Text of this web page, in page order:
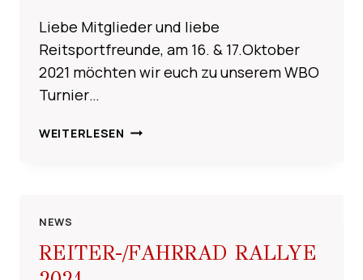
Liebe Mitglieder und liebe
Reitsportfreunde, am 16. & 17.Oktober
2021 möchten wir euch zu unserem WBO
Turnier…
WEITERLESEN AUSSCHREIBUNG
NEWS
REITER-/FAHRRAD RALLYE